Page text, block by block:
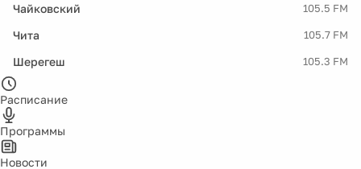
Чайковский 105.5 FM
Чита 105.7 FM
Шерегеш 105.3 FM
Расписание
Программы
Новости